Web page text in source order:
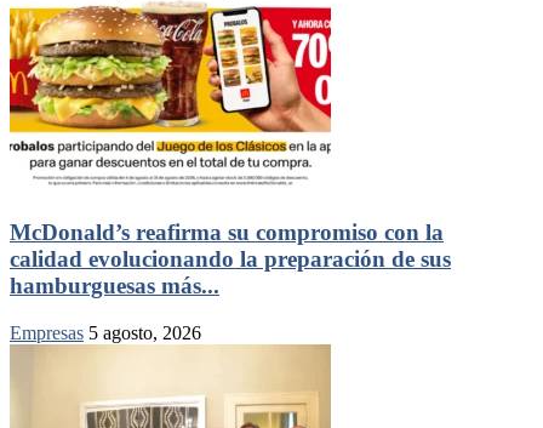
McDonald’s reafirma su compromiso con la
calidad evolucionando la preparación de sus
hamburguesas más...
Empresas 5 agosto, 2026